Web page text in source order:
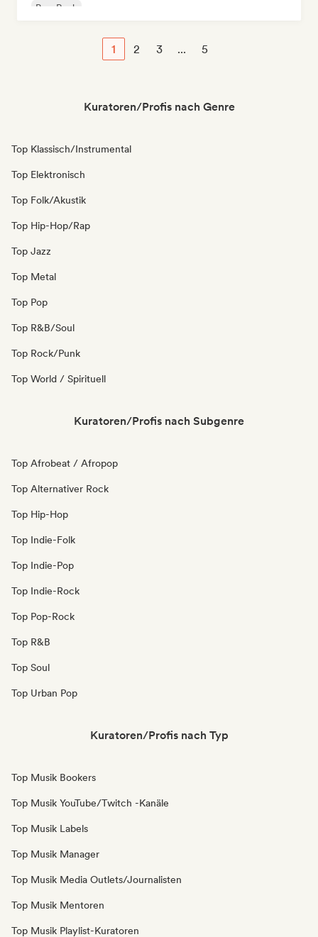
Pop-Rock
1 2 3 ... 5
Kuratoren/Profis nach Genre
Top Klassisch/Instrumental
Top Elektronisch
Top Folk/Akustik
Top Hip-Hop/Rap
Top Jazz
Top Metal
Top Pop
Top R&B/Soul
Top Rock/Punk
Top World / Spirituell
Kuratoren/Profis nach Subgenre
Top Afrobeat / Afropop
Top Alternativer Rock
Top Hip-Hop
Top Indie-Folk
Top Indie-Pop
Top Indie-Rock
Top Pop-Rock
Top R&B
Top Soul
Top Urban Pop
Kuratoren/Profis nach Typ
Top Musik Bookers
Top Musik YouTube/Twitch -Kanäle
Top Musik Labels
Top Musik Manager
Top Musik Media Outlets/Journalisten
Top Musik Mentoren
Top Musik Playlist-Kuratoren